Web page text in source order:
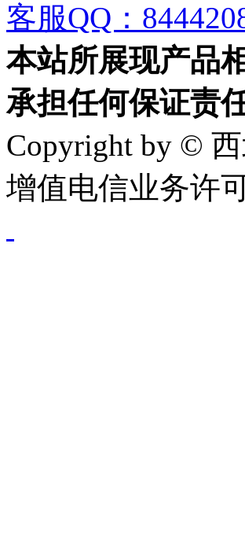
客服QQ：
本站所展现产品
承担任何保证责
Copyright by ©
增值电信业务许